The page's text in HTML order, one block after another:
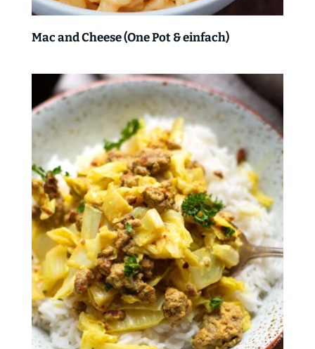
Mac and Cheese (One Pot & einfach)